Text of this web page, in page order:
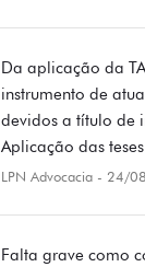
Da aplicação da
instrumento de
devidos a título de
Aplicação das
LPN Advocacia - 24/
Falta grave como